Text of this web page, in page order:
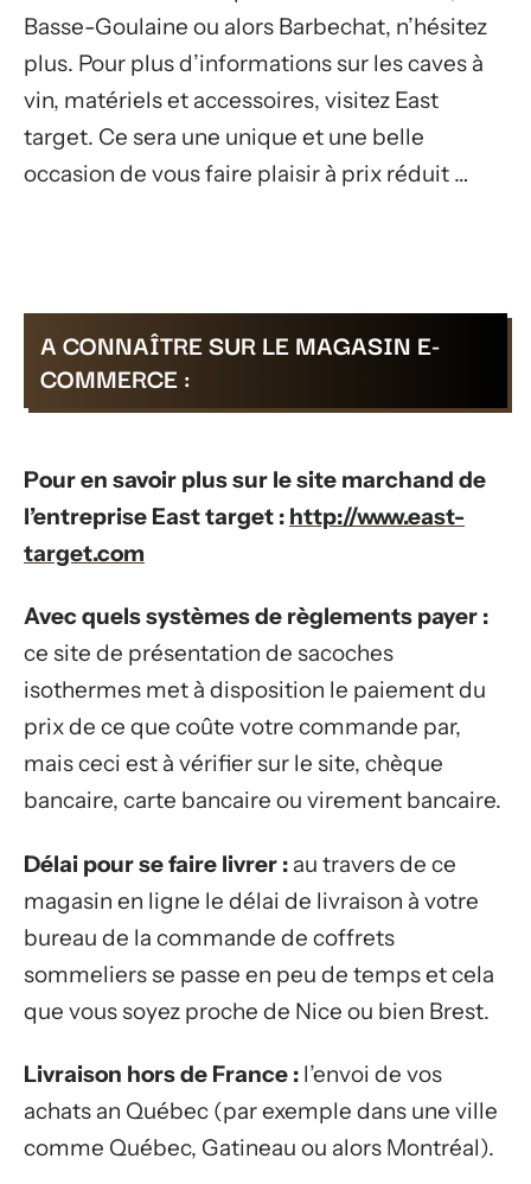
Basse-Goulaine ou alors Barbechat, n’hésitez
plus. Pour plus d’informations sur les caves à
vin, matériels et accessoires, visitez East
target. Ce sera une unique et une belle
occasion de vous faire plaisir à prix réduit …
A CONNAÎTRE SUR LE MAGASIN E-
COMMERCE :
Pour en savoir plus sur le site marchand de
l’entreprise East target : http://www.east-
target.com
Avec quels systèmes de règlements payer :
ce site de présentation de sacoches
isothermes met à disposition le paiement du
prix de ce que coûte votre commande par,
mais ceci est à vérifier sur le site, chèque
bancaire, carte bancaire ou virement bancaire.
Délai pour se faire livrer : au travers de ce
magasin en ligne le délai de livraison à votre
bureau de la commande de coffrets
sommeliers se passe en peu de temps et cela
que vous soyez proche de Nice ou bien Brest.
Livraison hors de France : l’envoi de vos
achats an Québec (par exemple dans une ville
comme Québec, Gatineau ou alors Montréal).